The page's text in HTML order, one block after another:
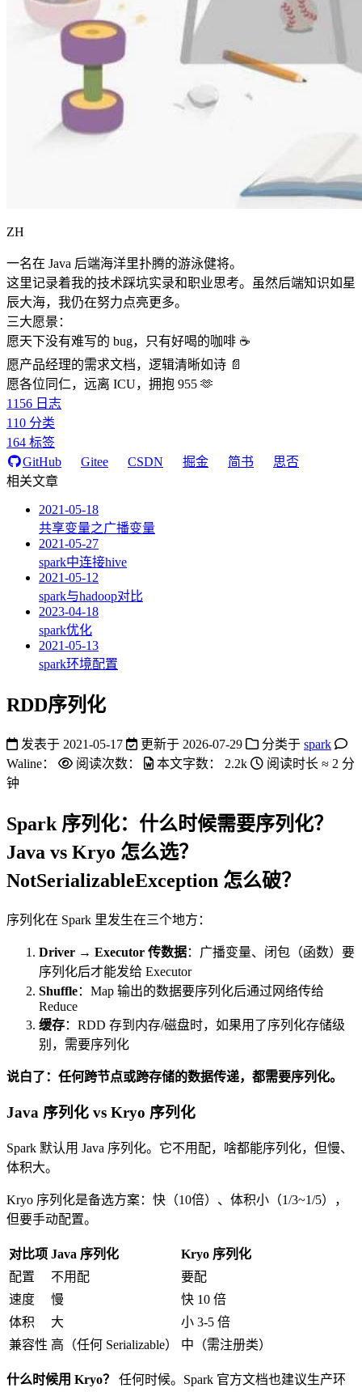
ZH
一名在 Java 后端海洋里扑腾的游泳健将。
这里记录着我的技术踩坑实录和职业思考。虽然后端知识如星
辰大海，我仍在努力点亮更多。
三大愿景：
愿天下没有难写的 bug，只有好喝的咖啡 ☕️
愿产品经理的需求文档，逻辑清晰如诗 📄
愿各位同仁，远离 ICU，拥抱 955 🫶
1156 日志
110 分类
164 标签
GitHub
Gitee CSDN 掘金 简书
思否
相关文章
2021-05-18
共享变量之广播变量
2021-05-27
spark中连接hive
2021-05-12
spark与hadoop对比
2023-04-18
spark优化
2021-05-13
spark环境配置
RDD序列化
发表于 2021-05-17 更新于 2026-07-29 分类于 spark
Waline：
阅读次数： 本文字数： 2.2k 阅读时长 ≈ 2 分
钟
Spark 序列化：什么时候需要序列化？
Java vs Kryo 怎么选？
NotSerializableException 怎么破？
序列化在 Spark 里发生在三个地方：
Driver → Executor 传数据：广播变量、闭包（函数）要
序列化后才能发给 Executor
Shuffle：Map 输出的数据要序列化后通过网络传给
Reduce
缓存：RDD 存到内存/磁盘时，如果用了序列化存储级
别，需要序列化
说白了：任何跨节点或跨存储的数据传递，都需要序列化。
Java 序列化 vs Kryo 序列化
Spark 默认用 Java 序列化。它不用配，啥都能序列化，但慢、
体积大。
Kryo 序列化是备选方案：快（10倍）、体积小（1/3~1/5），
但要手动配置。
对比项 Java 序列化
Kryo 序列化
配置
不用配
要配
速度
慢
快 10 倍
体积
大
小 3-5 倍
兼容性 高（任何 Serializable） 中（需注册类）
什么时候用 Kryo？ 任何时候。Spark 官方文档也建议生产环